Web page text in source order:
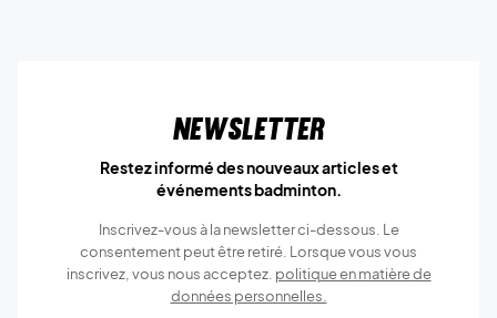
Newsletter
Restez informé des nouveaux articles et
événements badminton.
Inscrivez-vous à la newsletter ci-dessous. Le
consentement peut être retiré. Lorsque vous vous
inscrivez, vous nous acceptez. politique en matière de
données personnelles.